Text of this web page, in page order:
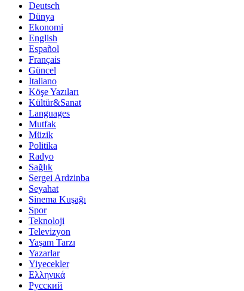
Deutsch
Dünya
Ekonomi
English
Español
Français
Güncel
Italiano
Köşe Yazıları
Kültür&Sanat
Languages
Mutfak
Müzik
Politika
Radyo
Sağlık
Sergei Ardzinba
Seyahat
Sinema Kuşağı
Spor
Teknoloji
Televizyon
Yaşam Tarzı
Yazarlar
Yiyecekler
Ελληνικά
Русский